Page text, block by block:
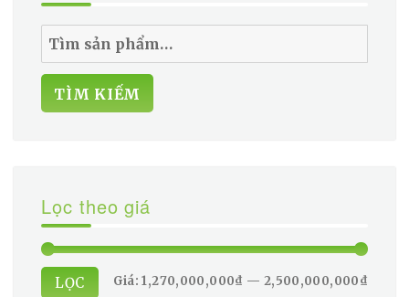
Tìm
kiếm:
TÌM KIẾM
Lọc theo giá
LỌC Giá:1,270,000,000₫ — 2,500,000,000₫